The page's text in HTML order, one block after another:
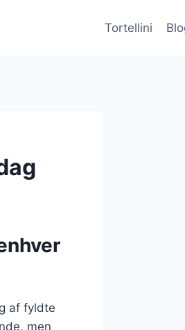
Tortellini
af fyldte
men